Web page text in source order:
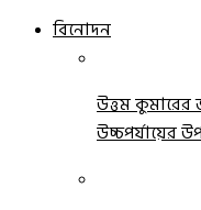
বিনোদন
উত্তম কুমারের
উচ্চপর্যায়ের